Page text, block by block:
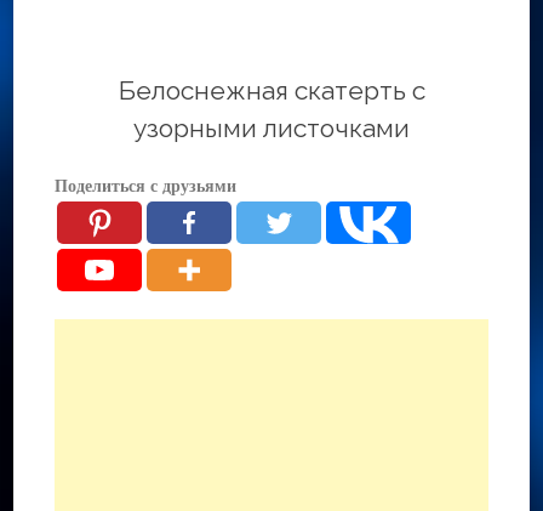
Белоснежная скатерть с
узорными листочками
Поделиться с друзьями